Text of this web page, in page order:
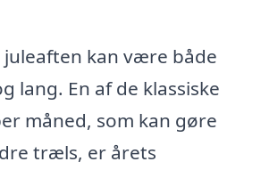
kan være både
lang. En af de klassiske
måned, som kan gøre
træls, er årets